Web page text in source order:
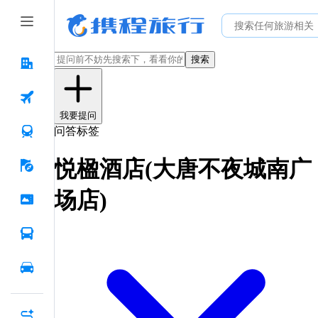
搜索
我要提问
问答标签
悦楹酒店(大唐不夜城南广
场店)